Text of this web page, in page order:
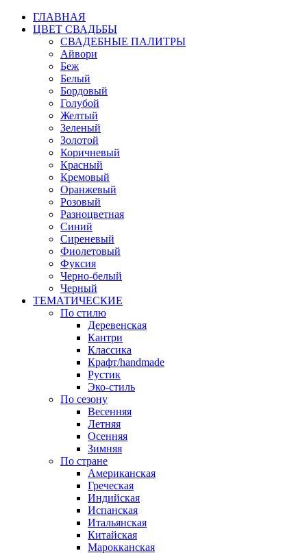
ГЛАВНАЯ
ЦВЕТ СВАДЬБЫ
СВАДЕБНЫЕ ПАЛИТРЫ
Айвори
Беж
Белый
Бордовый
Голубой
Желтый
Зеленый
Золотой
Коричневый
Красный
Кремовый
Оранжевый
Розовый
Разноцветная
Синий
Сиреневый
Фиолетовый
Фуксия
Черно-белый
Черный
ТЕМАТИЧЕСКИЕ
По стилю
Деревенская
Кантри
Классика
Крафт/handmade
Рустик
Эко-стиль
По сезону
Весенняя
Летняя
Осенняя
Зимняя
По стране
Американская
Греческая
Индийская
Испанская
Итальянская
Китайская
Марокканская